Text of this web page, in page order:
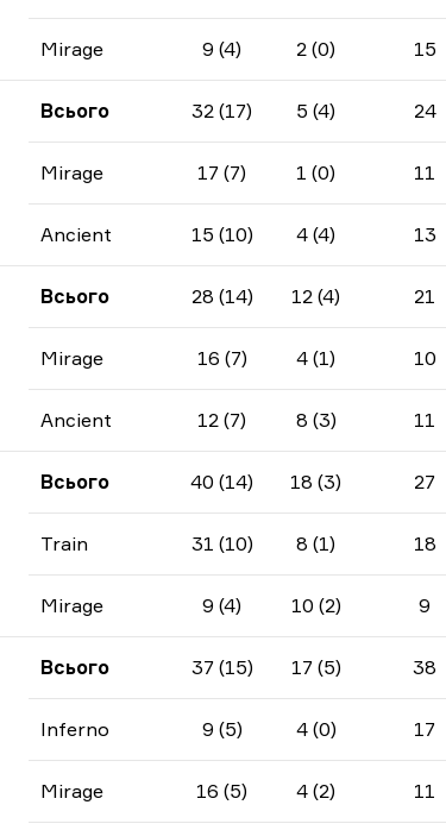
Mirage 9 (4) 2 (0) 15
Всього 32 (17) 5 (4) 24
Mirage 17 (7) 1 (0) 11
Ancient 15 (10) 4 (4) 13
Всього 28 (14) 12 (4) 21
Mirage 16 (7) 4 (1) 10
Ancient 12 (7) 8 (3) 11
Всього 40 (14) 18 (3) 27
Train 31 (10) 8 (1) 18
Mirage 9 (4) 10 (2) 9
Всього 37 (15) 17 (5) 38
Inferno 9 (5) 4 (0) 17
Mirage 16 (5) 4 (2) 11